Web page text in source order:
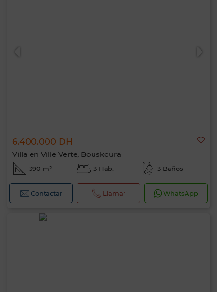
6.400.000 DH
Villa en Ville Verte, Bouskoura
390 m² 3 Hab. 3 Baños
Contactar Llamar WhatsApp